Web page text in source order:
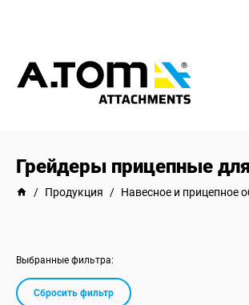
Грейдеры прицепные
/ Продукция / Навесное и прицепное
Выбранные фильтра:
Сбросить фильтр